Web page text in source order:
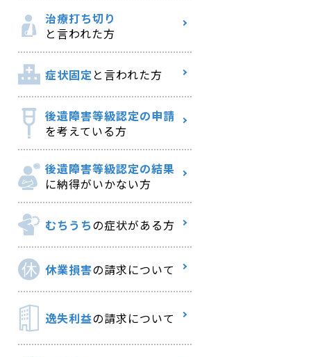
治療打ち切り
と言われた方
症状固定と言われた方
後遺障害等級認定の申請
を考えている方
後遺障害等級認定の結果
に納得がいかない方
むちうちの症状がある方
休業損害の請求について
逸失利益の請求について